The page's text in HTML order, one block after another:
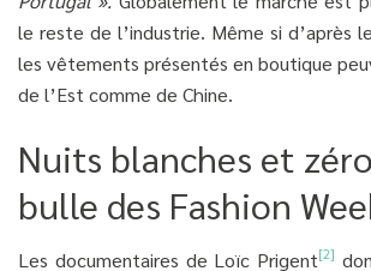
le reste de l’industrie. Même si d’après
les vêtements présentés en boutique
de l’Est comme de Chine.
Nuits blanches et
bulle des Fashion
Les documentaires de Loïc Prigent[2]